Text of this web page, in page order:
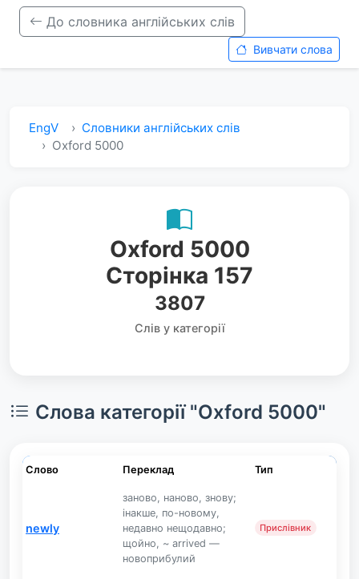
До словника англійських слів
Вивчати слова
EngV
Словники англійських слів
Oxford 5000
Oxford 5000
Сторінка 157
3807
Слів у категорії
Слова категорії "Oxford 5000"
Слово Переклад Тип
newly
заново, наново, знову;
інакше, по-новому,
недавно нещодавно;
щойно, ~ arrived —
новоприбулий
Прислівник